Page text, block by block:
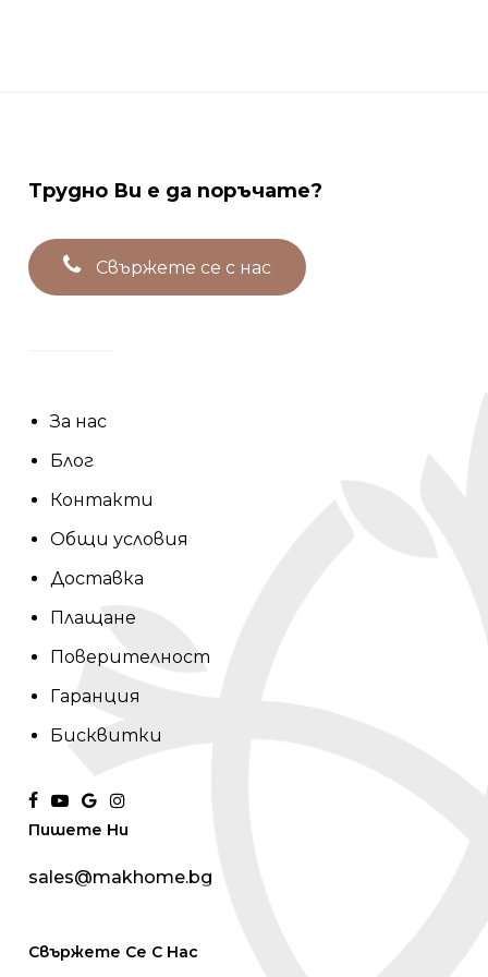
Трудно Ви е да поръчате?
Свържете се с нас
За нас
Блог
Контакти
Общи условия
Доставка
Плащане
Поверителност
Гаранция
Бисквитки
facebook
youtube
google-
plus
instagram
Пишете Ни
sales@makhome.bg
Свържете Се С Нас